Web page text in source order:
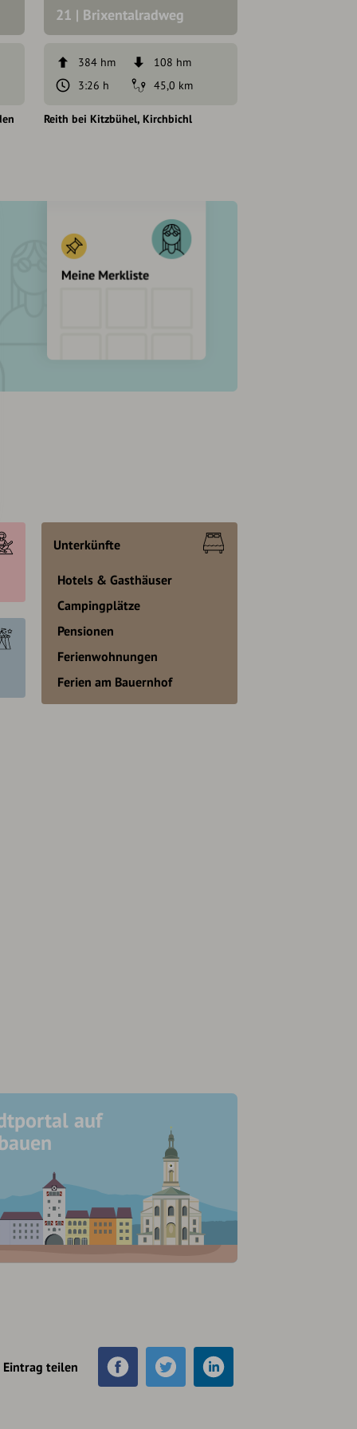
21 | Brixentalradweg
384 hm
108 hm
3:26 h
45,0 km
Reith bei Kitzbühel Kirchbichl
Unterkünfte
Hotels & Gasthäuser
Campingplätze
Pensionen
Ferienwohnungen
Ferien am Bauernhof
auf
Eintrag teilen